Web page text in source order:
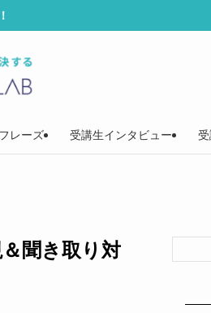
レーズ 受講生インタビュー
聞き取り対